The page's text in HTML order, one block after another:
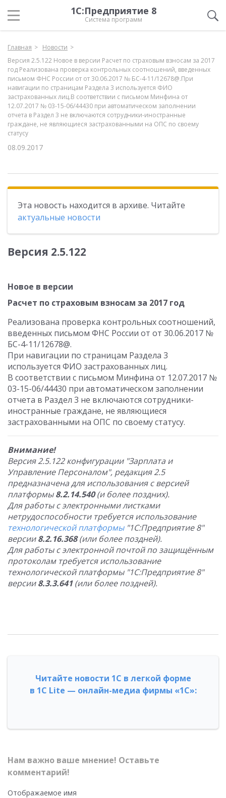
1С:Предприятие 8
Система программ
Главная
Новости
Версия 2.5.122 Новое в версии Расчет по страховым взносам за 2017
год Реализована проверка контрольных соотношений, введенных
письмом ФНС России от от 30.06.2017 № БС-4-11/12678@.При
навигации по страницам Раздела 3 используется ФИО
застрахованных лиц.В соответствии с письмом Минфина от
12.07.2017 № 03-15-06/44430 при автоматическом заполнении
отчета в Раздел 3 не включаются сотрудники-иностранные
граждане, не являющиеся застрахованными на ОПС по своему
статусу
08.09.2017
Эта новость находится в архиве. Читайте
актуальные новости
Версия 2.5.122
Новое в версии
Расчет по страховым взносам за 2017 год
Реализована проверка контрольных соотношений,
введенных письмом ФНС России от от 30.06.2017 №
БС-4-11/12678@.
При навигации по страницам Раздела 3
используется ФИО застрахованных лиц.
В соответствии с письмом Минфина от 12.07.2017 №
03-15-06/44430 при автоматическом заполнении
отчета в Раздел 3 не включаются сотрудники-
иностранные граждане, не являющиеся
застрахованными на ОПС по своему статусу.
Внимание!
Версия 2.5.122 конфигурации "Зарплата и
Управление Персоналом", редакция 2.5
предназначена для использования с версией
платформы8.2.14.540(и более поздних).
Для работы с электронными листками
нетрудоспособности требуется использование
технологической платформы"1С:Предприятие 8"
версии8.2.16.368(или более поздней).
Для работы с электронной почтой по защищённым
протоколам требуется использование
технологической платформы "1С:Предприятие 8"
версии8.3.3.641(или более поздней).
Читайте новости 1С в легкой форме
в 1С Lite — онлайн-медиа фирмы «1С»:
Нам важно ваше мнение! Оставьте
комментарий!
Отображаемое имя